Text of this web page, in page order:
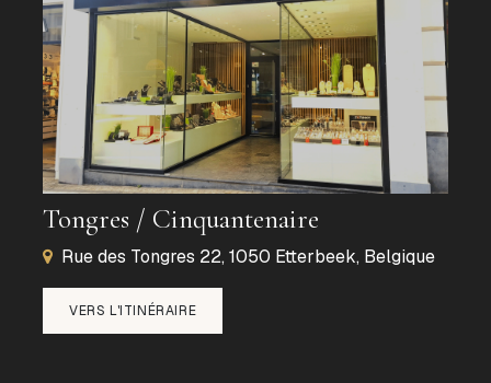
Tongres / Cinquantenaire
Rue des Tongres 22, 1050 Etterbeek, Belgique
VERS L'ITINÉRAIRE